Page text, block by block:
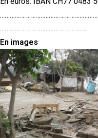
………………………………………………
En images